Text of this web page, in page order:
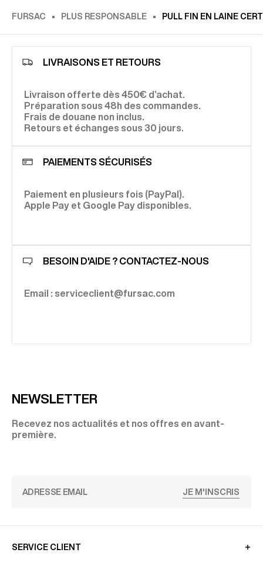
FURSAC PLUS RESPONSABLE PULL FIN EN LAINE
LIVRAISONS ET RETOURS
Livraison offerte dès 450€ d’achat.
Préparation sous 48h des commandes.
Frais de douane non inclus.
Retours et échanges sous 30 jours.
PAIEMENTS SÉCURISÉS
Paiement en plusieurs fois (PayPal).
Apple Pay et Google Pay disponibles.
BESOIN D'AIDE ? CONTACTEZ-NOUS
Email : serviceclient@fursac.com
NEWSLETTER
Recevez nos actualités et nos offres en avant-
première.
JE M'INSCRIS
SERVICE CLIENT